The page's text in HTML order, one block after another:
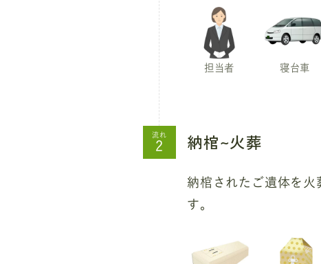
担当者 寝台車
流れ 納棺~火葬
納棺されたご遺体を
す。